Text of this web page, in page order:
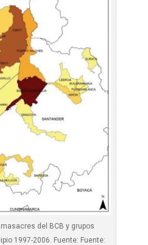
del BCB y grupos
1997-2006. Fuente: Fuente: